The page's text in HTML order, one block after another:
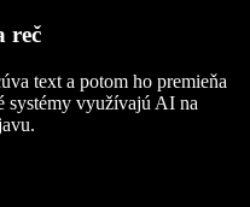
reč
text a potom ho premieňa
systémy využívajú AI na